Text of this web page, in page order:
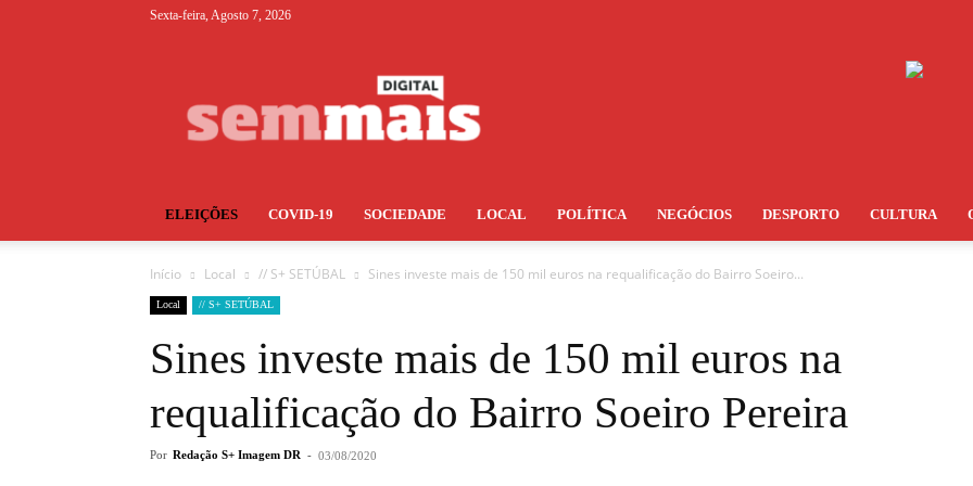
Sexta-feira, Agosto 7, 2026
ELEIÇÕES COVID-19 SOCIEDADE LOCAL POLÍTICA NEGÓCIOS DESPORTO CULTURA
Início Local // S+ SETÚBAL Sines investe mais de 150 mil euros na requalificação do Bairro Soeiro...
Local // S+ SETÚBAL
Sines investe mais de 150 mil euros na
requalificação do Bairro Soeiro Pereira
Por Redação S+ Imagem DR - 03/08/2020